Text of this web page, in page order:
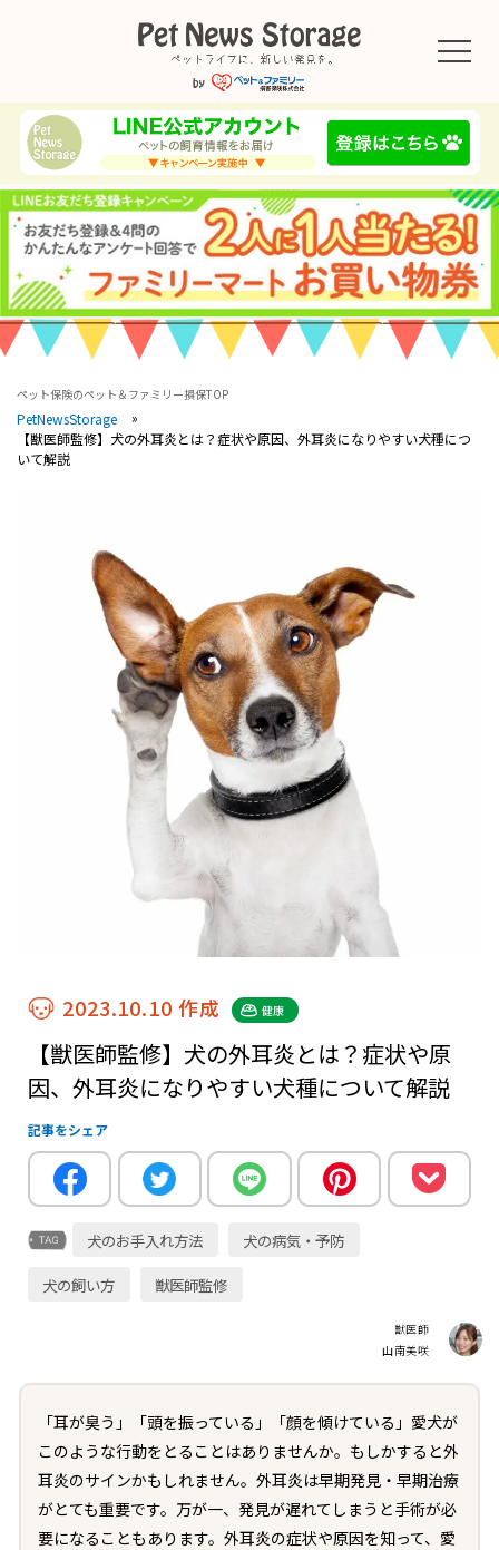
ペット保険のペット＆ファミリー損保TOP
PetNewsStorage
【獣医師監修】犬の外耳炎とは？症状や原因、外耳炎になりやすい犬種につ
いて解説
2023.10.10 作成 健康
【獣医師監修】犬の外耳炎とは？症状や原
因、外耳炎になりやすい犬種について解説
記事をシェア
犬のお手入れ方法
犬の病気・予防
犬の飼い方
獣医師監修
獣医師
山南美咲
「耳が臭う」「頭を振っている」「顔を傾けている」愛犬が
このような行動をとることはありませんか。もしかすると外
耳炎のサインかもしれません。外耳炎は早期発見・早期治療
がとても重要です。万が一、発見が遅れてしまうと手術が必
要になることもあります。外耳炎の症状や原因を知って、愛